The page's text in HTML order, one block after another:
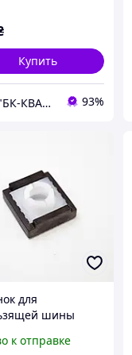
Купить
ТОВ "БК-КВАЛІТЄТ" 93%
для
шины
к отправке